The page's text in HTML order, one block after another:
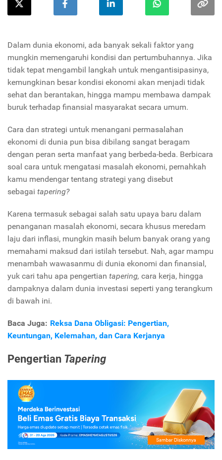
Dalam dunia ekonomi, ada banyak sekali faktor yang
mungkin memengaruhi kondisi dan pertumbuhannya. Jika
tidak tepat mengambil langkah untuk mengantisipasinya,
kemungkinan besar kondisi ekonomi akan menjadi tidak
sehat dan berantakan, hingga mampu membawa dampak
buruk terhadap finansial masyarakat secara umum.
Cara dan strategi untuk menangani permasalahan
ekonomi di dunia pun bisa dibilang sangat beragam
dengan peran serta manfaat yang berbeda-beda. Berbicara
soal cara untuk mengatasi masalah ekonomi, pernahkah
kamu mendengar tentang strategi yang disebut
sebagai tapering?
Karena termasuk sebagai salah satu upaya baru dalam
penanganan masalah ekonomi, secara khusus meredam
laju dari inflasi, mungkin masih belum banyak orang yang
memahami maksud dari istilah tersebut. Nah, agar mampu
menambah wawasanmu di dunia ekonomi dan finansial,
yuk cari tahu apa pengertian tapering, cara kerja, hingga
dampaknya dalam dunia investasi seperti yang terangkum
di bawah ini.
Baca Juga: Reksa Dana Obligasi: Pengertian,
Keuntungan, Kelemahan, dan Cara Kerjanya
Pengertian Tapering